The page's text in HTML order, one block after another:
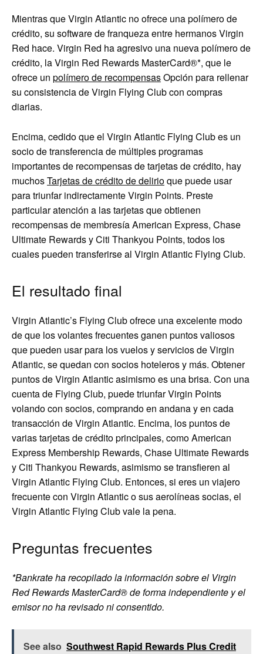
Mientras que Virgin Atlantic no ofrece una polímero de
crédito, su software de franqueza entre hermanos Virgin
Red hace. Virgin Red ha agresivo una nueva polímero de
crédito, la Virgin Red Rewards MasterCard®*, que le
ofrece un polímero de recompensasOpción para rellenar
su consistencia de Virgin Flying Club con compras
diarias.
Encima, cedido que el Virgin Atlantic Flying Club es un
socio de transferencia de múltiples programas
importantes de recompensas de tarjetas de crédito, hay
muchosTarjetas de crédito de delirioque puede usar
para triunfar indirectamente Virgin Points. Preste
particular atención a las tarjetas que obtienen
recompensas de membresía American Express, Chase
Ultimate Rewards y Citi Thankyou Points, todos los
cuales pueden transferirse al Virgin Atlantic Flying Club.
El resultado final
Virgin Atlantic’s Flying Club ofrece una excelente modo
de que los volantes frecuentes ganen puntos valiosos
que pueden usar para los vuelos y servicios de Virgin
Atlantic, se quedan con socios hoteleros y más. Obtener
puntos de Virgin Atlantic asimismo es una brisa. Con una
cuenta de Flying Club, puede triunfar Virgin Points
volando con socios, comprando en andana y en cada
transacción de Virgin Atlantic. Encima, los puntos de
varias tarjetas de crédito principales, como American
Express Membership Rewards, Chase Ultimate Rewards
y Citi Thankyou Rewards, asimismo se transfieren al
Virgin Atlantic Flying Club. Entonces, si eres un viajero
frecuente con Virgin Atlantic o sus aerolíneas socias, el
Virgin Atlantic Flying Club vale la pena.
Preguntas frecuentes
*Bankrate ha recopilado la información sobre el Virgin
Red Rewards MasterCard® de forma independiente y el
emisor no ha revisado ni consentido.
See also Southwest Rapid Rewards Plus Credit